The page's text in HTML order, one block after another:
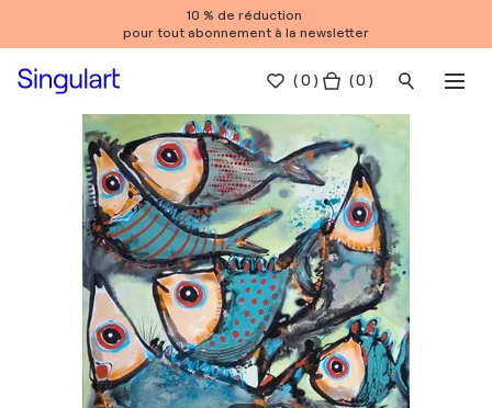
10 % de réduction
pour tout abonnement à la newsletter
(0 ) ( 0 )